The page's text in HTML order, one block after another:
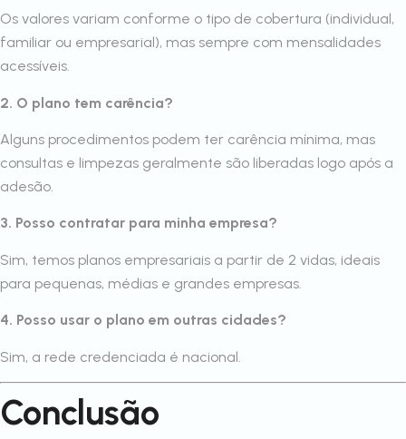
Os valores variam conforme o tipo de cobertura (individual,
familiar ou empresarial), mas sempre com mensalidades
acessíveis.
2. O plano tem carência?
Alguns procedimentos podem ter carência mínima, mas
consultas e limpezas geralmente são liberadas logo após a
adesão.
3. Posso contratar para minha empresa?
Sim, temos planos empresariais a partir de 2 vidas, ideais
para pequenas, médias e grandes empresas.
4. Posso usar o plano em outras cidades?
Sim, a rede credenciada é nacional.
Conclusão